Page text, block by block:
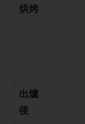
烘烤
出爐
後